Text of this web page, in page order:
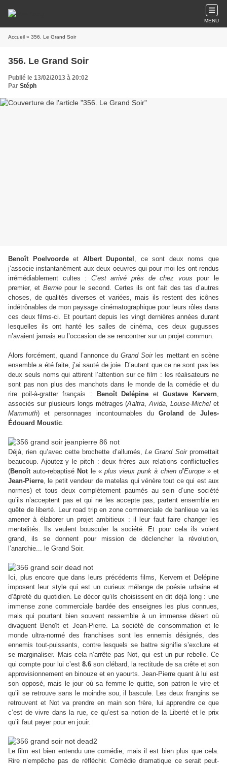
MENU
Accueil » 356. Le Grand Soir
356. Le Grand Soir
Publié le 13/02/2013 à 20:02
Par Stéph
Benoît Poelvoordeet Albert Dupontel , ce sont deux noms que
j’associe instantanément aux deux oeuvres qui pour moi les ont rendus
irrémédiablement cultes : C’est arrivé près de chez vous pour le
premier, et Berniepour le second. Certes ils ont fait des tas d’autres
choses, de qualités diverses et variées, mais ils restent des icônes
indétrônables de mon paysage cinématographique pour leurs rôles dans
ces deux films-ci. Et pourtant depuis les vingt dernières années durant
lesquelles ils ont hanté les salles de cinéma, ces deux gugusses
n’avaient jamais eu l’occasion de se rencontrer sur un projet commun.
Alors forcément, quand l’annonce du Grand Soirles mettant en scène
ensemble a été faite, j’ai sauté de joie. D’autant que ce ne sont pas les
deux seuls noms qui attirent l’attention sur ce film : les réalisateurs ne
sont pas non plus des manchots dans le monde de la comédie et du
rire poil-à-gratter français :
Benoît Delépine etGustave Kervern,
associés sur plusieurs longs métrages (Aaltra,Avida,Louise-Michel et
Mammuth) et personnages incontournables du Groland de Jules-
Édouard Moustic.
Déjà, rien qu’avec cette brochette d’allumés, Le Grand Soirpromettait
beaucoup. Ajoutez-y le pitch : deux frères aux relations conflictuelles
(Benoîtauto-rebaptisé Notle « plus vieux punk à chien d’Europe» et
Jean-Pierre, le petit vendeur de matelas qui vénère tout ce qui est aux
normes) et tous deux complètement paumés au sein d’une société
qu’ils n’acceptent pas et qui ne les accepte pas, partent ensemble en
quête de liberté. Leur road trip en zone commerciale de banlieue va les
amener à élaborer un projet ambitieux : il leur faut faire changer les
mentalités. Ils veulent bousculer la société. Et pour cela ils voient
grand, ils se donnent pour mission de déclencher la révolution,
l’anarchie... le Grand Soir.
Ici, plus encore que dans leurs précédents films, Kervern et Delépine
imposent leur style qui est un curieux mélange de poésie urbaine et
d’âpreté du quotidien. Le décor qu’ils choisissent en dit déjà long : une
immense zone commerciale bardée des enseignes les plus connues,
mais qui pourtant bien souvent ressemble à un immense désert où
divaguent Benoît et Jean-Pierre. La société de consommation et le
monde ultra-normé des franchises sont les ennemis désignés, des
ennemis tout-puissants, contre lesquels se battre signifie s’exclure et
se marginaliser. Mais cela n’arrête pas Not, qui est un pur rebelle. Ce
qui compte pour lui c’est 8.6 son clébard, la rectitude de sa crête et son
approvisionnement en binouze et en yaourts. Jean-Pierre quant à lui est
son opposé, mais le jour où sa femme le quitte, son patron le vire et
qu’il se retrouve sans le moindre sou, il bascule. Les deux frangins se
retrouvent et Not va prendre en main son frère, lui apprendre ce que
c’est de vivre dans la rue, ce qu’est sa notion de la Liberté et le prix
qu’il faut payer pour en jouir.
Le film est bien entendu une comédie, mais il est bien plus que cela.
Rire n’empêche pas de réfléchir. Comédie dramatique ce serait peut-